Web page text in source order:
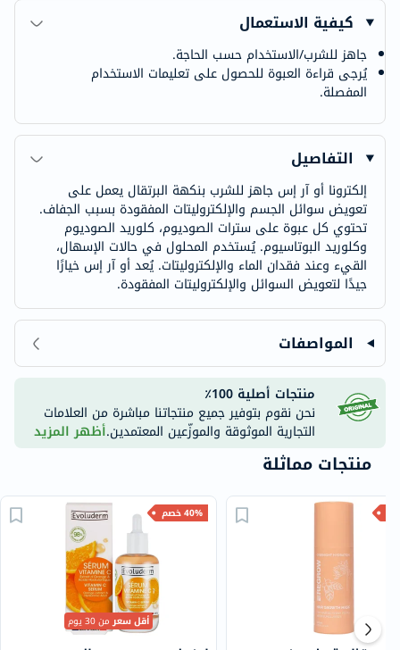
كيفية الاستعمال
جاهز للشرب/الاستخدام حسب الحاجة.
يُرجى قراءة العبوة للحصول على تعليمات الاستخدام
المفصلة.
التفاصيل
إلكترونا أو آر إس جاهز للشرب بنكهة البرتقال يعمل على
تعويض سوائل الجسم والإلكتروليتات المفقودة بسبب الجفاف.
تحتوي كل عبوة على سترات الصوديوم، كلوريد الصوديوم
وكلوريد البوتاسيوم. يُستخدم المحلول في حالات الإسهال،
القيء وعند فقدان الماء والإلكتروليتات. يُعد أو آر إس خيارًا
جيدًا لتعويض السوائل والإلكتروليتات المفقودة.
المواصفات
منتجات أصلية 100٪
نحن نقوم بتوفير جميع منتجاتنا مباشرة من العلامات
التجارية الموثوقة والموزّعين المعتمدين.أظهر المزيد
منتجات مماثلة
40% خصم
أقل سعرمن 30 يوم